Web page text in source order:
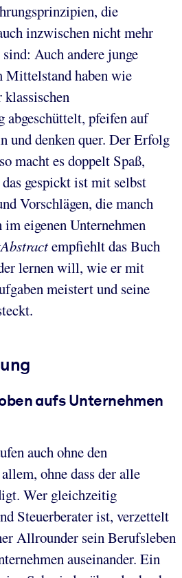
die
inzwischen nicht mehr
Auch andere junge
Mittelstand haben wie
klassischen
abgeschüttelt, pfeifen auf
und denken quer. Der Erfolg
macht es doppelt Spaß,
gespickt ist mit selbst
Vorschlägen, die manch
eigenen Unternehmen
empfiehlt das Buch
lernen will, wie er mit
meistert und seine
aufs Unternehmen
auch ohne den
ohne dass der alle
Wer gleichzeitig
Steuerberater ist, verzettelt
Allrounder sein Berufsleben
auseinander. Ein